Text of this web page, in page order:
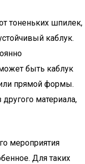
тоненьких шпилек,
каблук.
быть каблук
или прямой формы.
материала,
мероприятия
Для таких